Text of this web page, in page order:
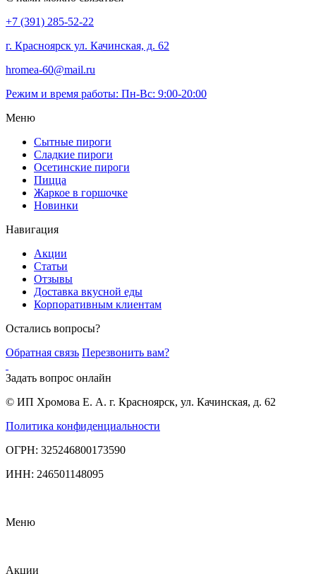
+7 (391) 285-52-22
г. Красноярск ул. Качинская, д. 62
hromea-60@mail.ru
Режим и время работы: Пн-Вс: 9:00-20:00
Меню
Сытные пироги
Сладкие пироги
Осетинские пироги
Пицца
Жаркое в горшочке
Новинки
Навигация
Акции
Статьи
Отзывы
Доставка вкусной еды
Корпоративным клиентам
Остались вопросы?
Обратная связь Перезвонить вам?
Задать вопрос онлайн
© ИП Хромова Е. А. г. Красноярск, ул. Качинская, д. 62
Политика конфиденциальности
ОГРН: 325246800173590
ИНН: 246501148095
Меню
Акции